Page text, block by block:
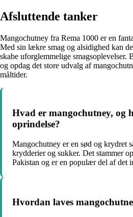
Afsluttende tanker
Mangochutney fra Rema 1000 er en
Med sin lækre smag og alsidighed kan
skabe uforglemmelige smagsoplevelser.
og opdag det store udvalg af
måltider.
Hvad er mangochutney, og
oprindelse?
Mangochutney er en sød og krydret
krydderier og sukker. Det stammer
Pakistan og er en populær del af det
Hvordan laves